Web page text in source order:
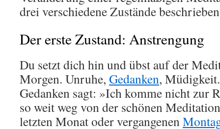
drei verschiedene Zustände
Der erste Zustand: Anstrengung
Du setzt dich hin und übst auf der
Morgen. Unruhe, Gedanken,
Gedanken sagt: »Ich komme nicht zur
so weit weg von der schönen
letzten Monat oder vergangenen